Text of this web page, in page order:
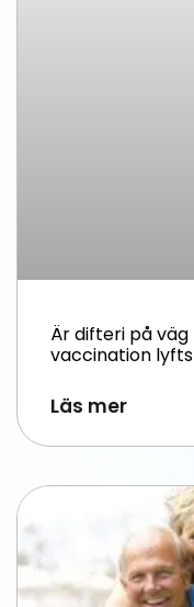
Är difteri på
vaccination
Läs mer